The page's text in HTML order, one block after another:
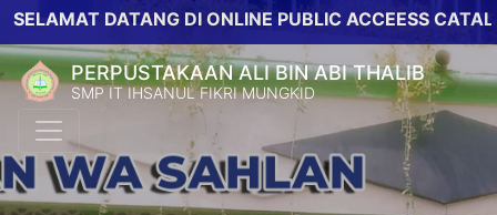
DATANG DI ONLINE PUBLIC ACCEESS CATALOG
PERPUSTAKAAN ALI BIN ABI THALIB
SMP IT IHSANUL FIKRI MUNGKID